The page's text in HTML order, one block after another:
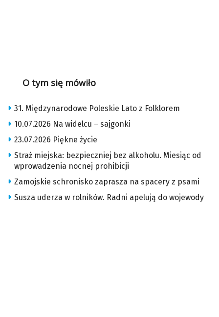
O tym się mówiło
31. Międzynarodowe Poleskie Lato z Folklorem
10.07.2026 Na widelcu – sajgonki
23.07.2026 Piękne życie
Straż miejska: bezpieczniej bez alkoholu. Miesiąc od
wprowadzenia nocnej prohibicji
Zamojskie schronisko zaprasza na spacery z psami
Susza uderza w rolników. Radni apelują do wojewody